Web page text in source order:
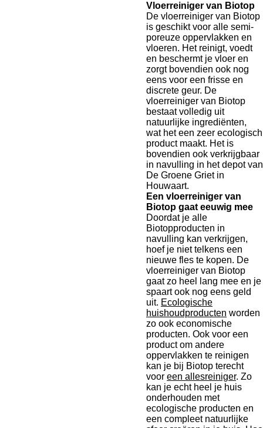
Vloerreiniger van Biotop
De vloerreiniger van Biotop
is geschikt voor alle semi-
poreuze oppervlakken en
vloeren. Het reinigt, voedt
en beschermt je vloer en
zorgt bovendien ook nog
eens voor een frisse en
discrete geur. De
vloerreiniger van Biotop
bestaat volledig uit
natuurlijke ingrediënten,
wat het een zeer ecologisch
product maakt. Het is
bovendien ook verkrijgbaar
in navulling in het depot van
De Groene Griet in
Houwaart.
Een vloerreiniger van
Biotop gaat eeuwig mee
Doordat je alle
Biotopproducten in
navulling kan verkrijgen,
hoef je niet telkens een
nieuwe fles te kopen. De
vloerreiniger van Biotop
gaat zo heel lang mee en je
spaart ook nog eens geld
uit. Ecologische
huishoudproducten worden
zo ook economische
producten. Ook voor een
product om andere
oppervlakken te reinigen
kan je bij Biotop terecht
voor een allesreiniger. Zo
kan je echt heel je huis
onderhouden met
ecologische producten en
een compleet natuurlijke